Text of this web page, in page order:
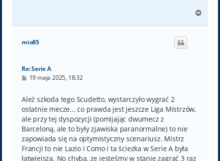
g
mio85
Re: Serie A
P
t
19 maja 2025, 18:32
Ależ szkoda tego Scudetto, wystarczyło wygrać 2
ostatnie mecze... co prawda jest jeszcze Liga Mistrzów,
ale przy tej dyspozycji (pomijając dwumecz z
Barceloną, ale to były zjawiska paranormalne) to nie
zapowiada się na optymistyczny scenariusz. Mistrz
Francji to nie Lazio i Como i ta ściezka w Serie A była
łatwiejsza. No chyba, ze jesteśmy w stanie zagrać 3 raz